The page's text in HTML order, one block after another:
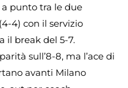
a punto tra le due
4) con il servizio
il break del 5-7.
sull’8-8, ma l’ace di
avanti Milano